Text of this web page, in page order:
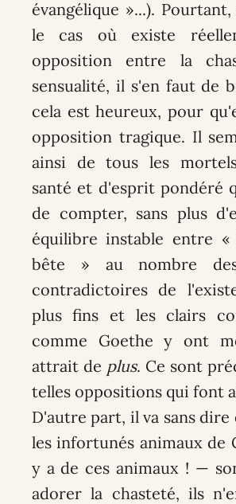
évangélique »...).
le cas où existe
opposition entre la
sensualité, il s'en faut de
cela est heureux, pour
opposition tragique. Il
ainsi de tous les
santé et d'esprit pondéré
de compter, sans plus
équilibre instable entre
bête » au nombre
contradictoires de
plus fins et les clairs
comme Goethe y ont
attrait de plus. Ce sont
telles oppositions qui font
D'autre part, il va sans dire
les infortunés animaux
y a de ces animaux ! —
adorer la chasteté, ils